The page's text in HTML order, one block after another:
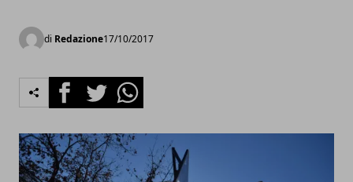
di Redazione17/10/2017
FacebookTwitterWhatsapp